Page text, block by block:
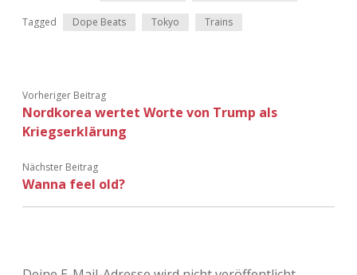
Tagged Dope Beats Tokyo Trains
Vorheriger Beitrag
Nordkorea wertet Worte von Trump als
Kriegserklärung
Nächster Beitrag
Wanna feel old?